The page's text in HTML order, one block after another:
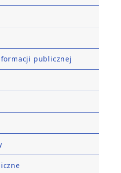
publicznej